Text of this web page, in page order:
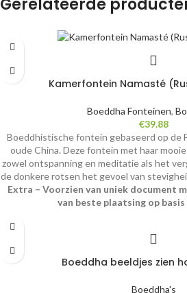
Gerelateerde
Kamerfontein Namasté
Boeddha Fonteinen,
€39.88
Boeddhistische fontein gebaseerd op de
oude China. Deze fontein met haar
zowel ontspanning en meditatie als het
de donkere rotsen het gevoel van
Extra – Voorzien van uniek document
van beste plaatsing op basis
Boeddha beeldjes zien
Boeddha's